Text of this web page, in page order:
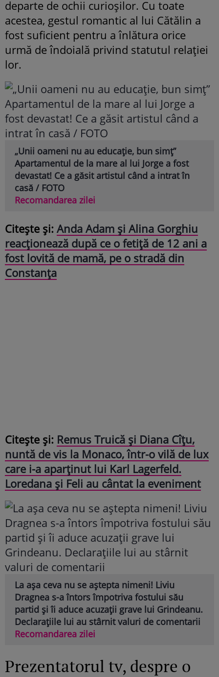
departe de ochii curioșilor. Cu toate
acestea, gestul romantic al lui Cătălin a
fost suficient pentru a înlătura orice
urmă de îndoială privind statutul relației
lor.
„Unii oameni nu au educație, bun simț”
Apartamentul de la mare al lui Jorge a fost
devastat! Ce a găsit artistul când a intrat în
casă / FOTO
Recomandarea zilei
Citește și: Anda Adam și Alina Gorghiu
reacționează după ce o fetiță de 12 ani a
fost lovită de mamă, pe o stradă din
Constanța
Citește și: Remus Truică și Diana Cîțu,
nuntă de vis la Monaco, într-o vilă de lux
care i-a aparținut lui Karl Lagerfeld.
Loredana și Feli au cântat la eveniment
La așa ceva nu se aștepta nimeni! Liviu
Dragnea s-a întors împotriva fostului său
partid și îi aduce acuzații grave lui Grindeanu.
Declarațiile lui au stârnit valuri de comentarii
Recomandarea zilei
Prezentatorul tv, despre o